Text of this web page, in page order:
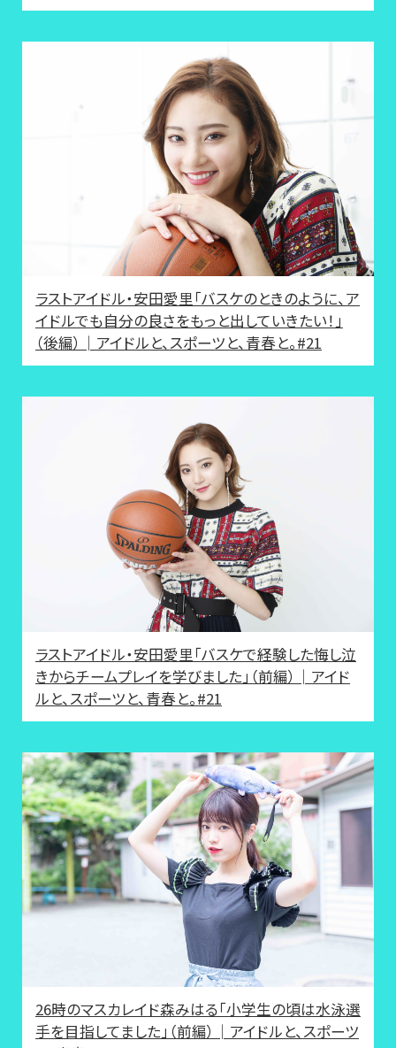
ラストアイドル・安田愛里「バスケのときのように、ア
イドルでも自分の良さをもっと出していきたい！」
（後編）│アイドルと、スポーツと、青春と。#21
ラストアイドル・安田愛里「バスケで経験した悔し泣
きからチームプレイを学びました」（前編）│アイド
ルと、スポーツと、青春と。#21
26時のマスカレイド森みはる「小学生の頃は水泳選
手を目指してました」（前編）│アイドルと、スポーツ